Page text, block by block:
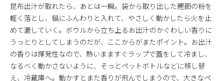
昆布出汁が取れたら、あとは一瞬。袋から取り出した鰹節の粉を
軽く落とし、鍋にふんわりと入れて、やさしく動かしたら火を止
めて漉していく。ボウルから立ち上るお出汁のかぐわしい香りに
うっとりとしてしまうのだが、ここからがまたポイント。お出汁
の香りは揮発性なので、熱いまますぐラップで蓋をして冷まし、
なるべく動かさないように、そっとペットボトルなどに移し替
え、冷蔵庫へ。動かすとまた香りが飛んでしまうので、大きなペ